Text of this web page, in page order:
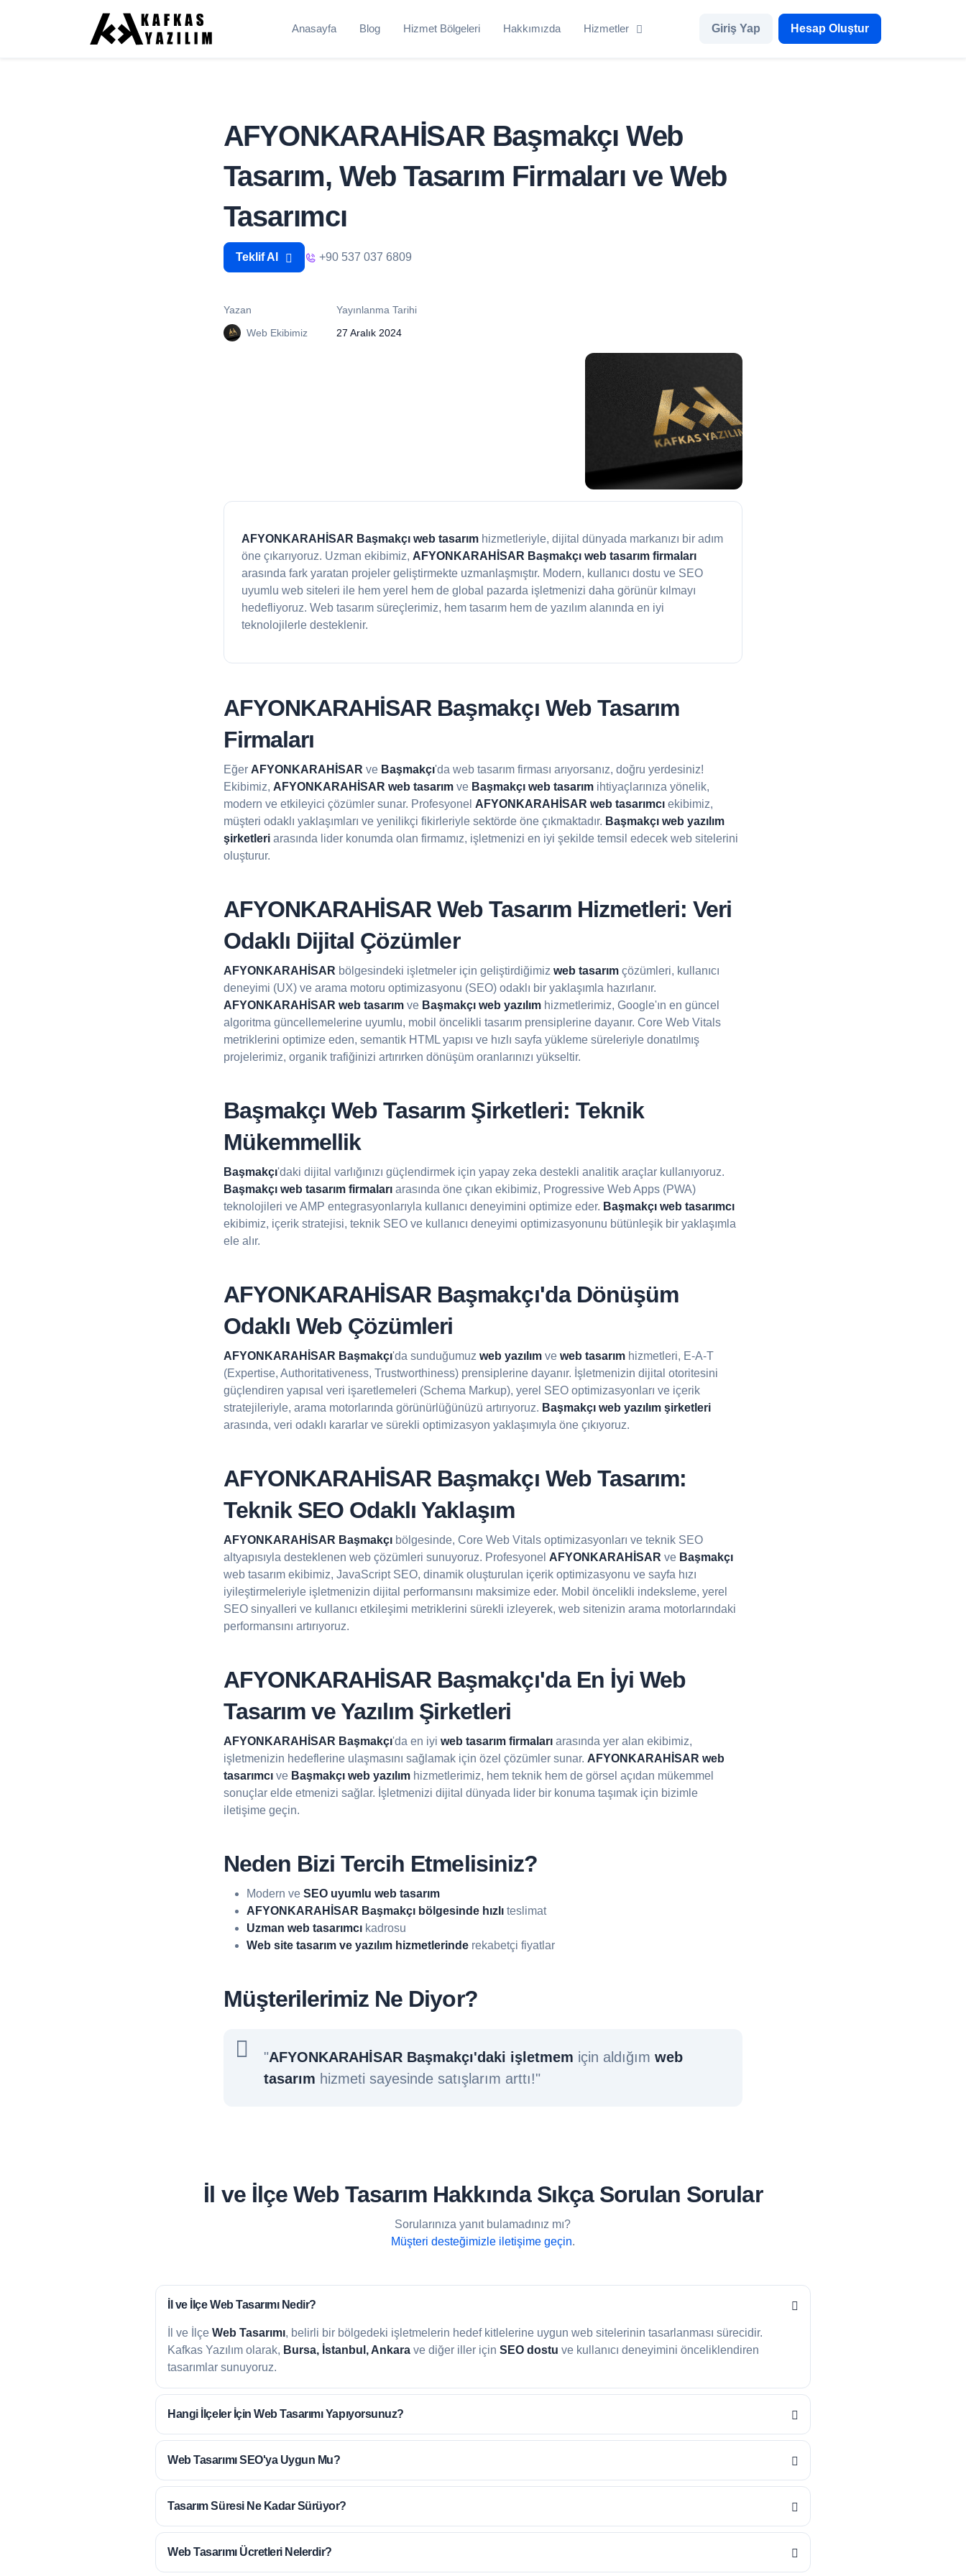
Anasayfa Blog Hizmet Bölgeleri Hakkımızda Hizmetler Giriş Yap Hesap Oluştur
AFYONKARAHİSAR Başmakçı Web
Tasarım, Web Tasarım Firmaları ve Web
Tasarımcı
Teklif Al +90 537 037 6809
Yazan
Web Ekibimiz
Yayınlanma Tarihi
27 Aralık 2024
AFYONKARAHİSAR Başmakçı web tasarımhizmetleriyle, dijital dünyada markanızı bir adım
öne çıkarıyoruz. Uzman ekibimiz, AFYONKARAHİSAR Başmakçı web tasarım firmaları
arasında fark yaratan projeler geliştirmekte uzmanlaşmıştır. Modern, kullanıcı dostu ve SEO
uyumlu web siteleri ile hem yerel hem de global pazarda işletmenizi daha görünür kılmayı
hedefliyoruz. Web tasarım süreçlerimiz, hem tasarım hem de yazılım alanında en iyi
teknolojilerle desteklenir.
AFYONKARAHİSAR Başmakçı Web Tasarım
Firmaları
Eğer AFYONKARAHİSAR ve Başmakçı'da web tasarım firması arıyorsanız, doğru yerdesiniz!
Ekibimiz, AFYONKARAHİSAR web tasarımve Başmakçı web tasarımihtiyaçlarınıza yönelik,
modern ve etkileyici çözümler sunar. Profesyonel AFYONKARAHİSAR web tasarımcıekibimiz,
müşteri odaklı yaklaşımları ve yenilikçi fikirleriyle sektörde öne çıkmaktadır. Başmakçı web yazılım
şirketleriarasında lider konumda olan firmamız, işletmenizi en iyi şekilde temsil edecek web sitelerini
oluşturur.
AFYONKARAHİSAR Web Tasarım Hizmetleri: Veri
Odaklı Dijital Çözümler
AFYONKARAHİSAR bölgesindeki işletmeler için geliştirdiğimiz web tasarımçözümleri, kullanıcı
deneyimi (UX) ve arama motoru optimizasyonu (SEO) odaklı bir yaklaşımla hazırlanır.
AFYONKARAHİSAR web tasarımve Başmakçı web yazılımhizmetlerimiz, Google'ın en güncel
algoritma güncellemelerine uyumlu, mobil öncelikli tasarım prensiplerine dayanır. Core Web Vitals
metriklerini optimize eden, semantik HTML yapısı ve hızlı sayfa yükleme süreleriyle donatılmış
projelerimiz, organik trafiğinizi artırırken dönüşüm oranlarınızı yükseltir.
Başmakçı Web Tasarım Şirketleri: Teknik
Mükemmellik
Başmakçı'daki dijital varlığınızı güçlendirmek için yapay zeka destekli analitik araçlar kullanıyoruz.
Başmakçı web tasarım firmalarıarasında öne çıkan ekibimiz, Progressive Web Apps (PWA)
teknolojileri ve AMP entegrasyonlarıyla kullanıcı deneyimini optimize eder. Başmakçı web tasarımcı
ekibimiz, içerik stratejisi, teknik SEO ve kullanıcı deneyimi optimizasyonunu bütünleşik bir yaklaşımla
ele alır.
AFYONKARAHİSAR Başmakçı'da Dönüşüm
Odaklı Web Çözümleri
AFYONKARAHİSAR Başmakçı'da sunduğumuz web yazılımve web tasarımhizmetleri, E-A-T
(Expertise, Authoritativeness, Trustworthiness) prensiplerine dayanır. İşletmenizin dijital otoritesini
güçlendiren yapısal veri işaretlemeleri (Schema Markup), yerel SEO optimizasyonları ve içerik
stratejileriyle, arama motorlarında görünürlüğünüzü artırıyoruz. Başmakçı web yazılım şirketleri
arasında, veri odaklı kararlar ve sürekli optimizasyon yaklaşımıyla öne çıkıyoruz.
AFYONKARAHİSAR Başmakçı Web Tasarım:
Teknik SEO Odaklı Yaklaşım
AFYONKARAHİSAR Başmakçıbölgesinde, Core Web Vitals optimizasyonları ve teknik SEO
altyapısıyla desteklenen web çözümleri sunuyoruz. Profesyonel AFYONKARAHİSAR ve Başmakçı
web tasarım ekibimiz, JavaScript SEO, dinamik oluşturulan içerik optimizasyonu ve sayfa hızı
iyileştirmeleriyle işletmenizin dijital performansını maksimize eder. Mobil öncelikli indeksleme, yerel
SEO sinyalleri ve kullanıcı etkileşimi metriklerini sürekli izleyerek, web sitenizin arama motorlarındaki
performansını artırıyoruz.
AFYONKARAHİSAR Başmakçı'da En İyiWeb
Tasarım ve Yazılım Şirketleri
AFYONKARAHİSAR Başmakçı'da en iyi web tasarım firmalarıarasında yer alan ekibimiz,
işletmenizin hedeflerine ulaşmasını sağlamak için özel çözümler sunar. AFYONKARAHİSAR web
tasarımcıve Başmakçı web yazılımhizmetlerimiz, hem teknik hem de görsel açıdan mükemmel
sonuçlar elde etmenizi sağlar. İşletmenizi dijital dünyada lider bir konuma taşımak için bizimle
iletişime geçin.
Neden Bizi Tercih Etmelisiniz?
Modern ve SEO uyumlu web tasarım
AFYONKARAHİSAR Başmakçı bölgesinde hızlıteslimat
Uzman web tasarımcıkadrosu
Web site tasarım ve yazılım hizmetlerinderekabetçi fiyatlar
Müşterilerimiz Ne Diyor?
"AFYONKARAHİSAR Başmakçı'daki işletmem için aldığım web
tasarım hizmeti sayesinde satışlarım arttı!"
İl ve İlçe Web Tasarım Hakkında Sıkça Sorulan Sorular
Sorularınıza yanıt bulamadınız mı?
Müşteri desteğimizle iletişime geçin.
İl ve İlçeWeb Tasarımı Nedir?
İl ve İlçeWeb Tasarımı, belirli bir bölgedeki işletmelerin hedef kitlelerine uygun web sitelerinin tasarlanması sürecidir.
Kafkas Yazılım olarak, Bursa, İstanbul, Ankara ve diğer iller içinSEO dostu ve kullanıcı deneyimini önceliklendiren
tasarımlar sunuyoruz.
Hangi İlçeler İçinWeb Tasarımı Yapıyorsunuz?
Web TasarımıSEO'ya Uygun Mu?
Tasarım SüresiNe Kadar Sürüyor?
Web Tasarımı ÜcretleriNelerdir?